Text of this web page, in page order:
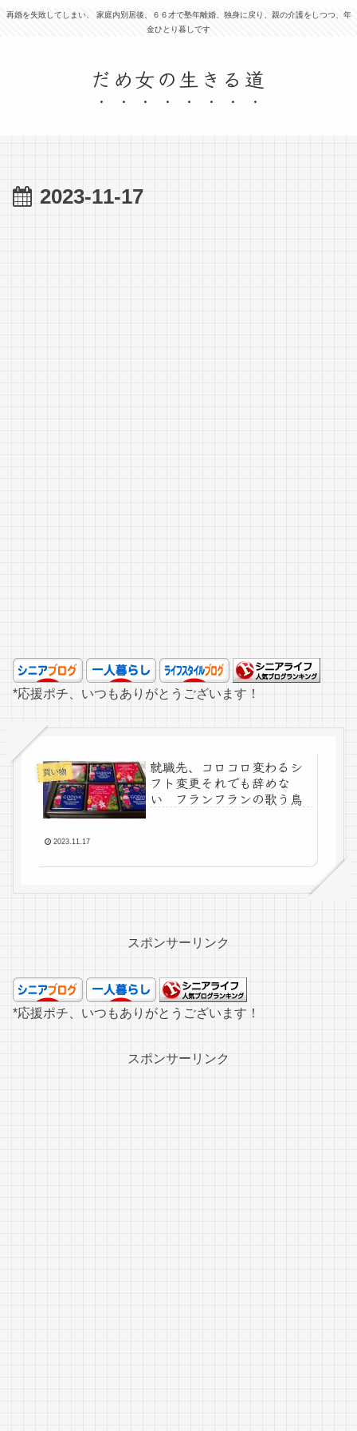
再婚を失敗してしまい、 家庭内別居後、６６才で塾年離婚、独身に戻り、親の介護をしつつ、年
金ひとり暮しです
だめ女の生きる道
2023-11-17
*応援ポチ、いつもありがとうございます！
買い物
就職先、コロコロ変わるシ
フト変更それでも辞めな
い フランフランの歌う鳥
2023.11.17
スポンサーリンク
*応援ポチ、いつもありがとうございます！
スポンサーリンク